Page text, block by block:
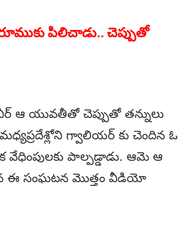
పిలిచాడు.. చెప్పుతో
ఆ యువతీతో చెప్పుతో తన్నులు
గ్వాలియర్ కు చెందిన ఓ
వేధింపులకు పాల్పడ్డాడు. ఆమె ఆ
ఈ సంఘటన మొత్తం వీడియో